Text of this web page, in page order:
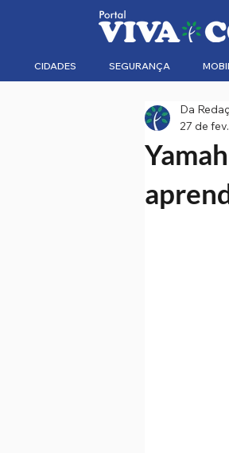
CIDADES SEGURANÇA
Da
27 de